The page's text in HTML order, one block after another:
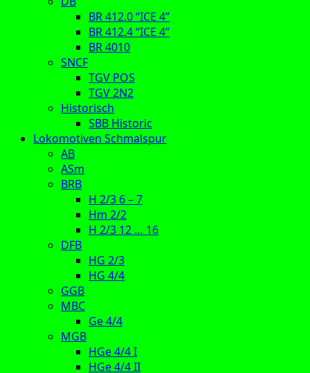
BR 412.0 “ICE 4”
BR 412.4 “ICE 4”
BR 4010
SNCF
TGV POS
TGV 2N2
Historisch
SBB Historic
Lokomotiven Schmalspur
AB
ASm
BRB
H 2/3 6 – 7
Hm 2/2
H 2/3 12 … 16
DFB
HG 2/3
HG 4/4
GGB
MBC
Ge 4/4
MGB
HGe 4/4 I
HGe 4/4 II